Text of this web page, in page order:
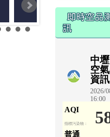
即時空品
訊